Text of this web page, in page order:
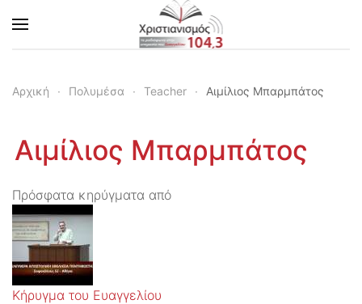
Skip to main content
Αρχική Πολυμέσα Teacher Αιμίλιος Μπαρμπάτος
Αιμίλιος Μπαρμπάτος
Πρόσφατα κηρύγματα από
Κήρυγμα του Ευαγγελίου